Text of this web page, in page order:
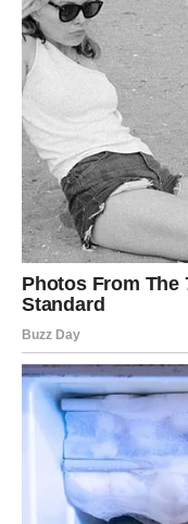
Kada se sve
nije osjetila.
Oslobođenje.
Olakšanje.
Shvatiće da je
koje nisu zaslužile
Shvatiće da ne mora
koji je ne znaju
I upravo tada
Poglavlje u kojem